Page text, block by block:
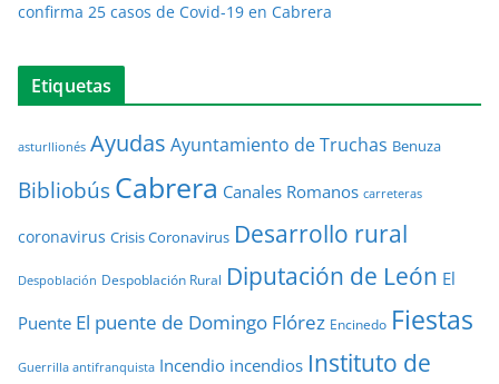
confirma 25 casos de Covid-19 en Cabrera
Etiquetas
asturllionés Ayudas Ayuntamiento de Truchas Benuza
BibliobúsCabrera Canales Romanos carreteras
coronavirus Crisis Coronavirus Desarrollo rural
Despoblación Despoblación Rural Diputación de León El
Puente El puente de Domingo Flórez Encinedo Fiestas
Guerrilla antifranquista Incendio incendios Instituto de